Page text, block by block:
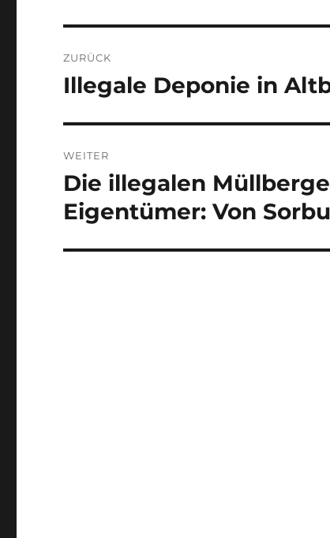
ZURÜCK
Vorheriger
Illegale Deponie in
WEITER
Nächster
Beitrag:
Die illegalen
Eigentümer: Von